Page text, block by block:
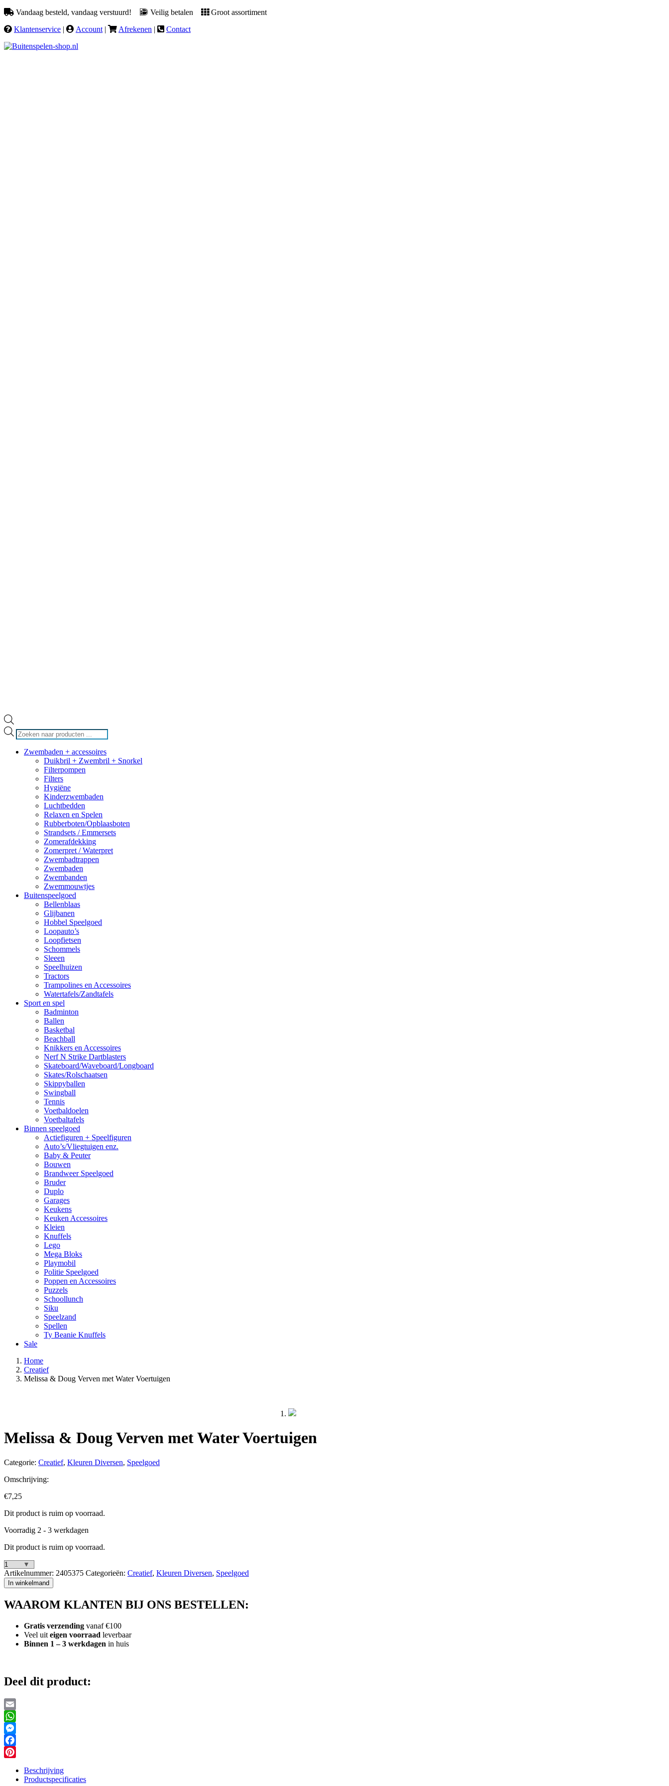
Vandaag besteld, vandaag verstuurd! Veilig betalen
Groot assortiment
Klantenservice | Account | Afrekenen | Contact
Producten
zoeken
Zwembaden + accessoires
Duikbril + Zwembril + Snorkel
Filterpompen
Filters
Hygiëne
Kinderzwembaden
Luchtbedden
Relaxen en Spelen
Rubberboten/Opblaasboten
Strandsets / Emmersets
Zomerafdekking
Zomerpret / Waterpret
Zwembadtrappen
Zwembaden
Zwembanden
Zwemmouwtjes
Buitenspeelgoed
Bellenblaas
Glijbanen
Hobbel Speelgoed
Loopauto’s
Loopfietsen
Schommels
Sleeen
Speelhuizen
Tractors
Trampolines en Accessoires
Watertafels/Zandtafels
Sport en spel
Badminton
Ballen
Basketbal
Beachball
Knikkers en Accessoires
Nerf N Strike Dartblasters
Skateboard/Waveboard/Longboard
Skates/Rolschaatsen
Skippyballen
Swingball
Tennis
Voetbaldoelen
Voetbaltafels
Binnen speelgoed
Actiefiguren + Speelfiguren
Auto’s/Vliegtuigen enz.
Baby & Peuter
Bouwen
Brandweer Speelgoed
Bruder
Duplo
Garages
Keukens
Keuken Accessoires
Kleien
Knuffels
Lego
Mega Bloks
Playmobil
Politie Speelgoed
Poppen en Accessoires
Puzzels
Schoollunch
Siku
Speelzand
Spellen
Ty Beanie Knuffels
Sale
Home
Creatief
Melissa & Doug Verven met Water Voertuigen
Melissa & Doug Verven met Water Voertuigen
Categorie: Creatief, Kleuren Diversen, Speelgoed
Omschrijving:
€7,25
Dit product is ruim op voorraad.
Voorradig 2 - 3 werkdagen
Dit product is ruim op voorraad.
Melissa
&
Doug
met
Voertuigen
Artikelnummer: 2405375 Categorieën: Creatief, Kleuren Diversen, Speelgoed
In winkelmand
WAAROM KLANTEN BIJ ONS BESTELLEN:
Gratis verzending vanaf €100
Veel uit eigen voorraad leverbaar
Binnen 1 – 3 werkdagen in huis
Deel dit product:
Email
WhatsApp
Messenger
Facebook
Beschrijving
Productspecificaties